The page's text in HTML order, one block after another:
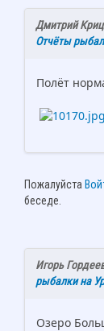
Дмитрий
Отчёты
Полёт
Пожалуйста
беседе.
Игорь
рыбалки на
Озеро